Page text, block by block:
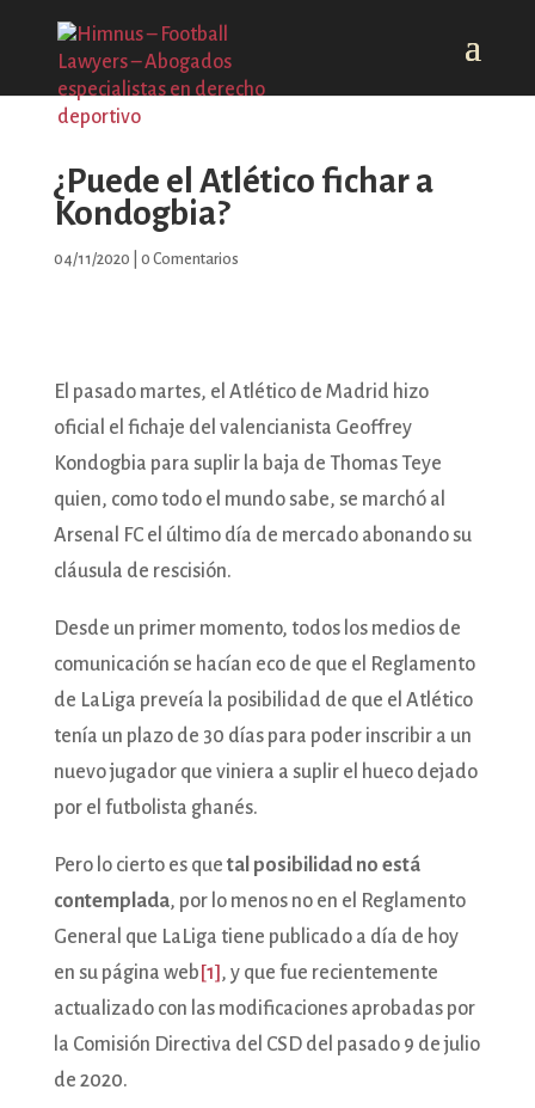
¿Puede el Atlético fichar a
Kondogbia?
04/11/2020 0 Comentarios
El pasado martes, el Atlético de Madrid hizo
oficial el fichaje del valencianista Geoffrey
Kondogbia para suplir la baja de Thomas Teye
quien, como todo el mundo sabe, se marchó al
Arsenal FC el último día de mercado abonando su
cláusula de rescisión.
Desde un primer momento, todos los medios de
comunicación se hacían eco de que el Reglamento
de LaLiga preveía la posibilidad de que el Atlético
tenía un plazo de 30 días para poder inscribir a un
nuevo jugador que viniera a suplir el hueco dejado
por el futbolista ghanés.
Pero lo cierto es que tal posibilidad no está
contemplada, por lo menos no en el Reglamento
General que LaLiga tiene publicado a día de hoy
en su página web [1] , y que fue recientemente
actualizado con las modificaciones aprobadas por
la Comisión Directiva del CSD del pasado 9 de julio
de 2020.